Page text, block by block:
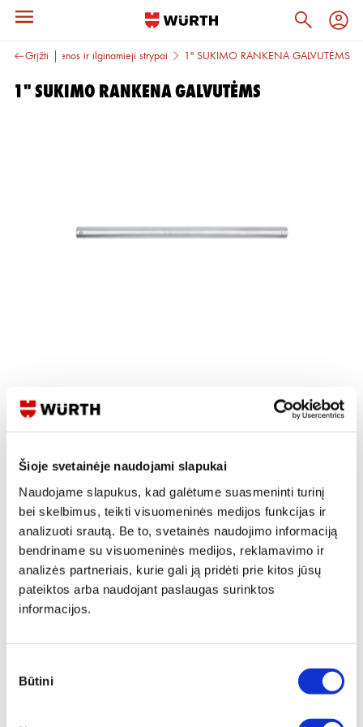
Šioje svetainėje naudojami slapukai
Naudojame slapukus, kad galėtume suasmeninti turinį
bei skelbimus, teikti visuomeninės medijos funkcijas ir
analizuoti srautą. Be to, svetainės naudojimo informaciją
bendriname su visuomeninės medijos, reklamavimo ir
analizės partneriais, kurie gali ją pridėti prie kitos jūsų
pateiktos arba naudojant paslaugas surinktos
informacijos.
pasirinkimas
Būtini
GrįžtiRankenos ir ilginamieji strypai 1" SUKIMO RANKENA GALVUTĖMS
1" SUKIMO RANKENA GALVUTĖMS
Produkto Nr. 0714 110 200EAN 4056807662107
Kainos matomos tik registruotiems vartotojams.
Prisijungti / Registruotis
Rašyti užklausą
Reikia daugiau informacijos?
Rodyti artimiausią parduotuvę